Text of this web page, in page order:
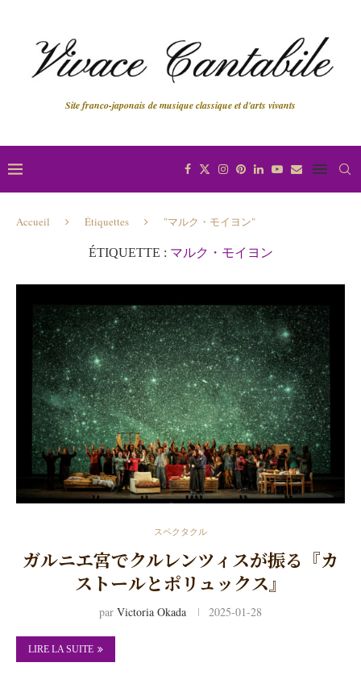
Site franco-japonais de musique classique et d'arts vivants
Accueil Étiquettes "マルク・モイヨン"
ÉTIQUETTE : マルク・モイヨン
スペクタクル
ガルニエ宮でクルレンツィスが振る『カ
ストールとポリュックス』
par Victoria Okada 2025-01-28
LIRE LA SUITE